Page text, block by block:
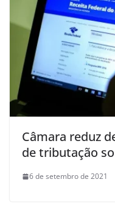
Câmara reduz
de tributação
6 de setembro de 2021